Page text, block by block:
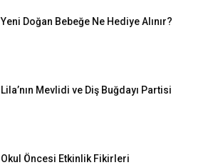
Yeni Doğan Bebeğe Ne Hediye Alınır?
Lila’nın Mevlidi ve Diş Buğdayı Partisi
Okul Öncesi Etkinlik Fikirleri